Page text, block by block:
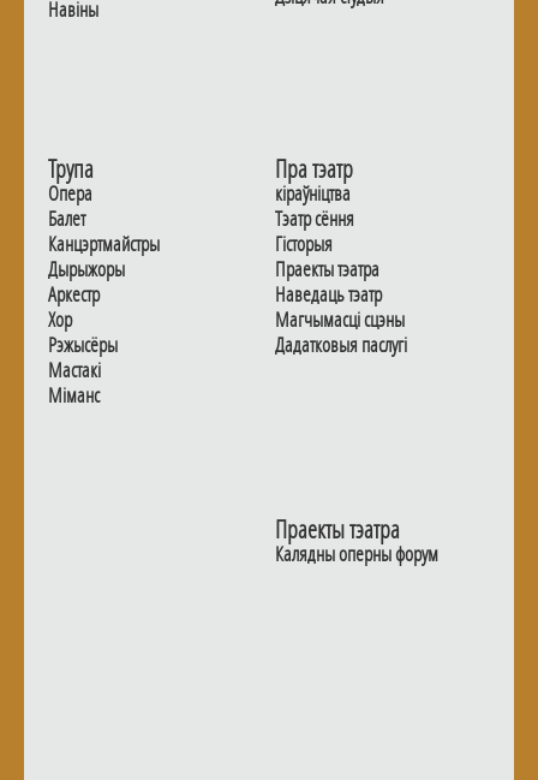
Навiны
Трупа
Опера
Балет
Канцэртмайстры
Дырыжоры
Аркестр
Хор
Рэжысёры
Мастакі
Мiманс
Пра тэатр
кіраўніцтва
Тэатр сёння
Гiсторыя
Праекты тэатра
Наведаць тэатр
Магчымасцi сцэны
Дадаткoвыя паслугi
Праекты тэатра
Калядны оперны форум